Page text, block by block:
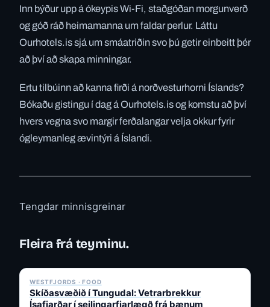
Inn býður upp á ókeypis Wi-Fi, staðgóðan morgunverð
og góð ráð heimamanna um faldar perlur. Láttu
Ourhotels.is sjá um smáatriðin svo þú getir einbeitt þér
að því að skapa minningar.
Ertu tilbúinn að kanna firði á norðvesturhorni Íslands?
Bókaðu gistingu í dag á Ourhotels.is og komstu að því
hvers vegna svo margir ferðalangar velja okkur fyrir
ógleymanleg ævintýri á Íslandi.
Tengdar minnisgreinar
Fleira frá teyminu.
WESTFJORDS · FOOD
Skíðasvæðið í Tungudal: Vetrarbrekkur
Ísafjarðar í seilingarfjarlægð frá bænum